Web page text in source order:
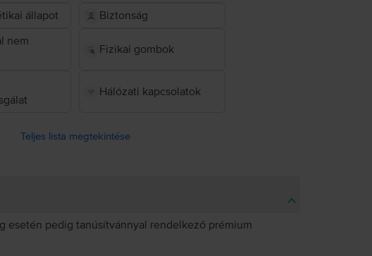
állapot
Biztonság
nem
Fizikai gombok
Hálózati kapcsolatok
Teljes lista megtekintése
esetén pedig tanúsítvánnyal rendelkező prémium